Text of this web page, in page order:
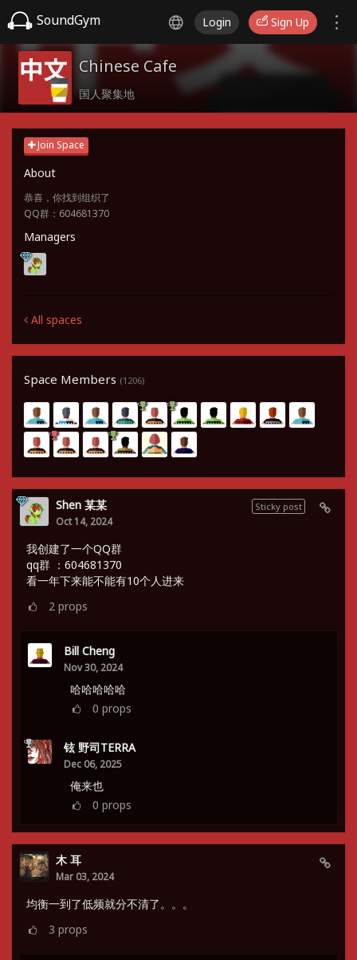
SoundGym Login Sign Up
Chinese Cafe
国人聚集地
Join Space
About
恭喜，你找到组织了
QQ群：604681370
Managers
All spaces
Space Members (1206)
Sticky post
Shen 某某
Oct 14, 2024
我创建了一个QQ群
qq群 ：604681370
看一年下来能不能有10个人进来
2 props
Bill Cheng
Nov 30, 2024
哈哈哈哈哈
0 props
铉 野司TERRA
Dec 06, 2025
俺来也
0 props
木 耳
Mar 03, 2024
均衡一到了低频就分不清了。。。
3 props